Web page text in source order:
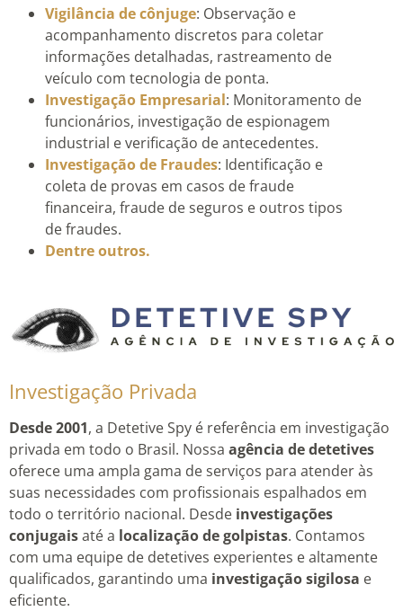
Vigilância de cônjuge: Observação e
acompanhamento discretos para coletar
informações detalhadas, rastreamento de
veículo com tecnologia de ponta.
Investigação Empresarial: Monitoramento de
funcionários, investigação de espionagem
industrial e verificação de antecedentes.
Investigação de Fraudes: Identificação e
coleta de provas em casos de fraude
financeira, fraude de seguros e outros tipos
de fraudes.
Dentre outros.
Investigação Privada
Desde 2001, a Detetive Spy é referência em investigação
privada em todo o Brasil. Nossa agência de detetives
oferece uma ampla gama de serviços para atender às
suas necessidades com profissionais espalhados em
todo o território nacional. Desde investigações
conjugaisaté a localização de golpistas. Contamos
com uma equipe de detetives experientes e altamente
qualificados, garantindo uma investigação sigilosa e
eficiente.